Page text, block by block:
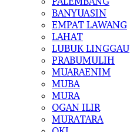
BANYUASIN
EMPAT LAWANG
LAHAT
LUBUK LINGGAU
PRABUMULIH
MUARAENIM
MUBA
MURA
OGAN ILIR
MURATARA